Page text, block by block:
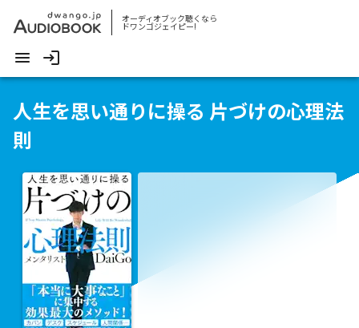
オーディオブック聴くなら
ドワンゴジェイピー!
人生を思い通りに操る 片づけの心理法
則